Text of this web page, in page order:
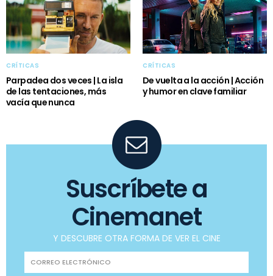
CRÍTICAS
Parpadea dos veces | La isla
de las tentaciones, más
vacía que nunca
CRÍTICAS
De vuelta a la acción | Acción
y humor en clave familiar
Suscríbete a
Cinemanet
Y DESCUBRE OTRA FORMA DE VER EL CINE